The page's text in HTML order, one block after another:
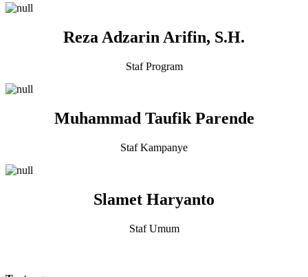
Reza Adzarin Arifin, S.H.
Staf Program
Muhammad Taufik Parende
Staf Kampanye
Slamet Haryanto
Staf Umum